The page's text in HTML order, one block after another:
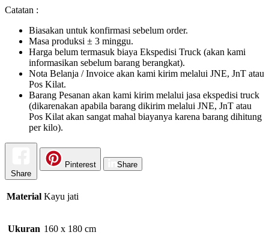
Catatan :
Biasakan untuk konfirmasi sebelum order.
Masa produksi ± 3 minggu.
Harga belum termasuk biaya Ekspedisi Truck (akan kami
informasikan sebelum barang berangkat).
Nota Belanja / Invoice akan kami kirim melalui JNE, JnT atau
Pos Kilat.
Barang Pesanan akan kami kirim melalui jasa ekspedisi truck
(dikarenakan apabila barang dikirim melalui JNE, JnT atau
Pos Kilat akan sangat mahal biayanya karena barang dihitung
per kilo).
Share
Pinterest Share
Material Kayu jati
Ukuran 160 x 180 cm